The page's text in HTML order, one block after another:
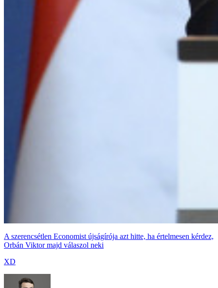
A szerencsétlen Economist újságírója azt hitte, ha értelmesen kérdez,
Orbán Viktor majd válaszol neki
XD